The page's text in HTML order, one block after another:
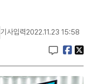
기사입력2022.11.23 15:58